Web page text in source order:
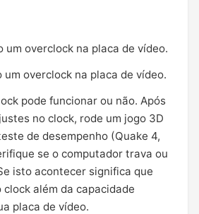
um overclock na placa de vídeo.
um overclock na placa de vídeo.
pode funcionar ou não. Após
no clock, rode um jogo 3D
de desempenho (Quake 4,
se o computador trava ou
isto acontecer significa que
além da capacidade
placa de vídeo.